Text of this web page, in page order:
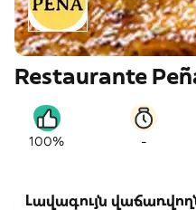
Restaurante
100% -
Լավագույն